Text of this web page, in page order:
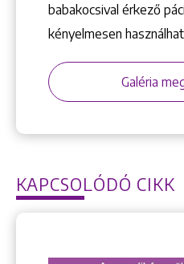
babakocsival érkező
kényelmesen
Galéria
KAPCSOLÓDÓ CIKK